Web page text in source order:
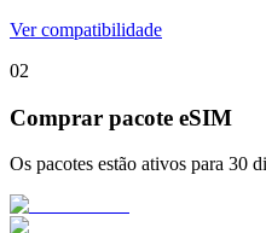
Ver compatibilidade
02
Comprar pacote eSIM
Os pacotes estão ativos para 30